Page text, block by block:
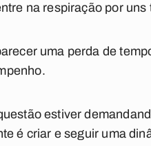
na respiração por uns
uma perda de
estiver
é criar e seguir uma